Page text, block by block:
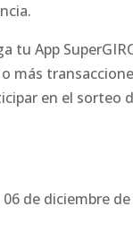
tu App
más
en el sorteo
06 de diciembre